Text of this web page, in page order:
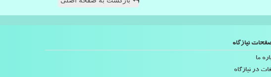
نیازگاه
ما
در نیازگاه